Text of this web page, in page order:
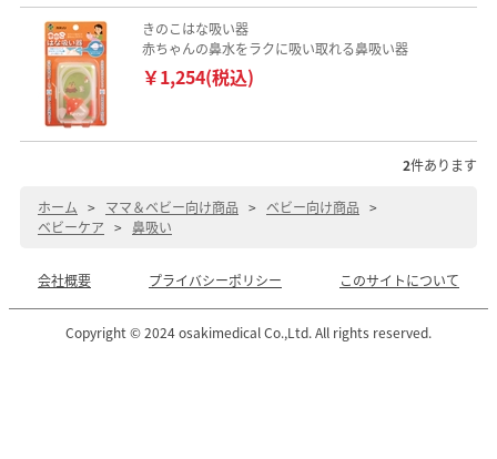
きのこはな吸い器
赤ちゃんの鼻水をラクに吸い取れる鼻吸い器
￥1,254(税込)
2件あります
ホーム > ママ＆ベビー向け商品 > ベビー向け商品 >
ベビーケア > 鼻吸い
会社概要 プライバシーポリシー このサイトについて
Copyright © 2024 osakimedical Co.,Ltd. All rights reserved.